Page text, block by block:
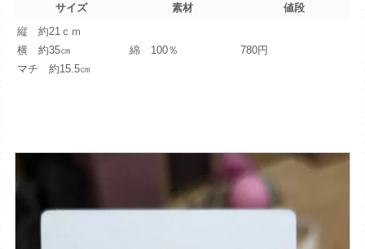
サイズ 素材
値段
縦 約21ｃｍ
横 約35㎝
マチ 約15.5㎝
綿 100％ 780円